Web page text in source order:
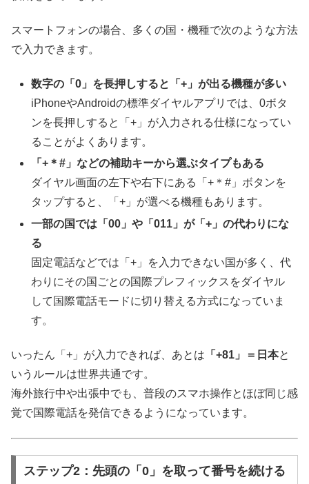
スマートフォンの場合、多くの国・機種で次のような方法
で入力できます。
数字の「0」を長押しすると「+」が出る機種が多い
iPhoneやAndroidの標準ダイヤルアプリでは、0ボタ
ンを長押しすると「+」が入力される仕様になってい
ることがよくあります。
「+＊#」などの補助キーから選ぶタイプもある
ダイヤル画面の左下や右下にある「+＊#」ボタンを
タップすると、「+」が選べる機種もあります。
一部の国では「00」や「011」が「+」の代わりにな
る
固定電話などでは「+」を入力できない国が多く、代
わりにその国ごとの国際プレフィックスをダイヤル
して国際電話モードに切り替える方式になっていま
す。
いったん「+」が入力できれば、あとは 「+81」＝日本と
いうルールは世界共通です。
海外旅行中や出張中でも、普段のスマホ操作とほぼ同じ感
覚で国際電話を発信できるようになっています。
ステップ2：先頭の「0」を取って番号を続ける